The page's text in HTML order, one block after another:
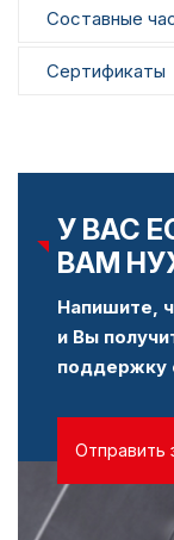
Составные
Сертификаты
У ВАС
ВАМ
Напишите,
и Вы
поддержку
Отправить